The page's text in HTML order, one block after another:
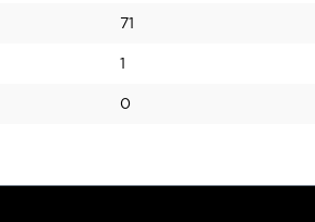
71
1
0